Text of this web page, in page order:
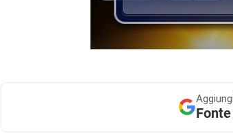
Aggiungi